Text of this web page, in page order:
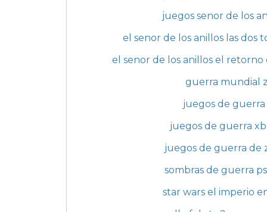
juegos senor de los
el senor de los anillos las dos
el senor de los anillos el
guerra mundial
juegos de guerra
juegos de guerra
juegos de guerra de
sombras de guerra
star wars el imperio